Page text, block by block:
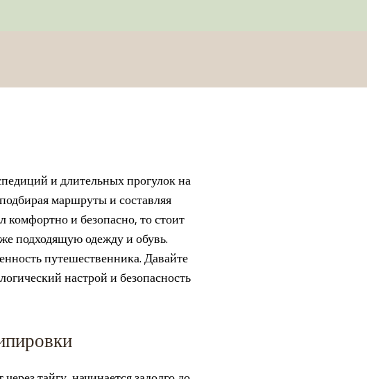
и длительных прогулок на
маршруты и составляя
и безопасно, то стоит
подходящую одежду и обувь.
путешественника. Давайте
настрой и безопасность